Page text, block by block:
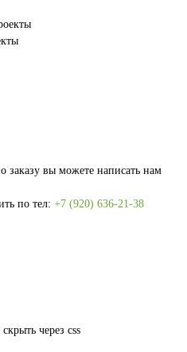
заказу вы можете написать нам
по тел: +7 (920) 636-21-38
через css